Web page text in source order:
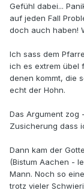
Gefühl dabei...
auf jeden Fall
doch auch haben!
Ich sass dem
ich es extrem übel
denen kommt, die
echt der Hohn.
Das Argument zog
Zusicherung dass
Dann kam der
(Bistum Aachen -
Mann. Noch so
trotz vieler